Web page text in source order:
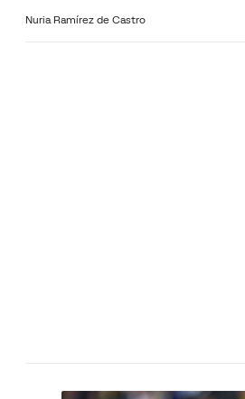
Nuria Ramírez de Castro